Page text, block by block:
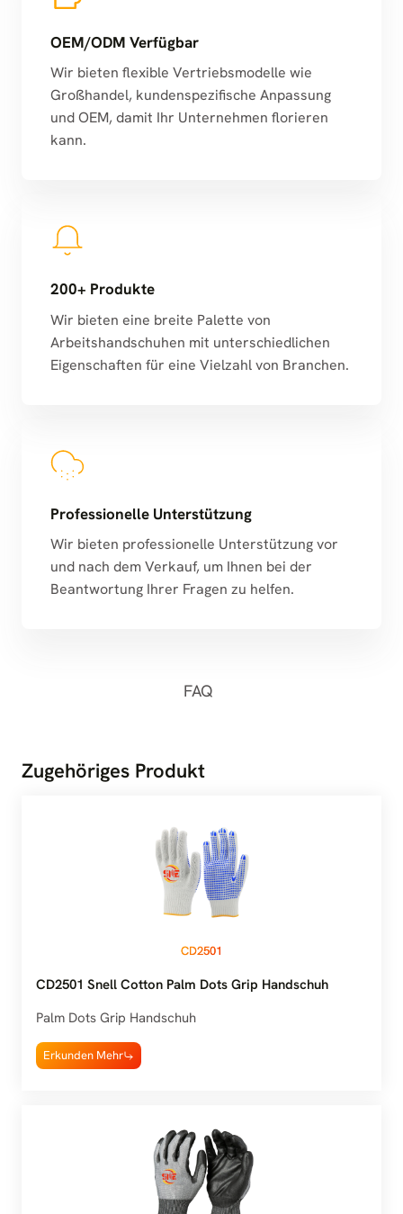
OEM/ODM Verfügbar
Wir bieten flexible Vertriebsmodelle wie
Großhandel, kundenspezifische Anpassung
und OEM, damit Ihr Unternehmen florieren
kann.
200+ Produkte
Wir bieten eine breite Palette von
Arbeitshandschuhen mit unterschiedlichen
Eigenschaften für eine Vielzahl von Branchen.
Professionelle Unterstützung
Wir bieten professionelle Unterstützung vor
und nach dem Verkauf, um Ihnen bei der
Beantwortung Ihrer Fragen zu helfen.
FAQ
Zugehöriges Produkt
CD2501
CD2501 Snell Cotton Palm Dots Grip Handschuh
Palm Dots Grip Handschuh
Erkunden Mehr